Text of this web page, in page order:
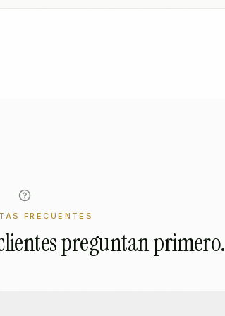
FRECUENTES
preguntan primero.